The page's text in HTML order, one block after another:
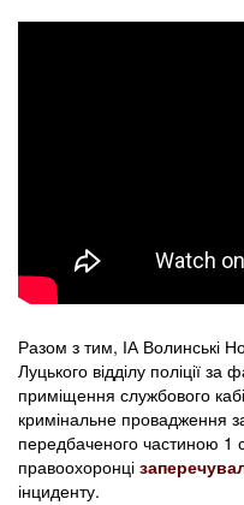
Разом з тим, ІА Волинські
Луцького відділу поліції
приміщення службового
кримінальне провадження
передбаченого частиною 1
правоохоронці
інциденту.